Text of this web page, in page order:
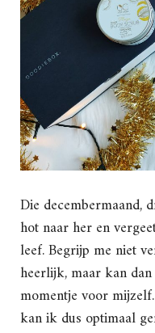
Die decembermaand,
hot naar her en
leef. Begrijp me niet
heerlijk, maar kan
momentje voor
kan ik dus optimaal